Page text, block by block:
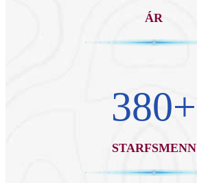
ÁR
380+
STARFSMENN